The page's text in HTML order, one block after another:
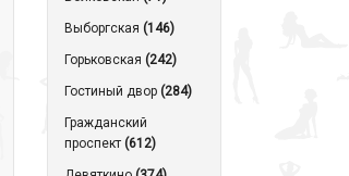
Выборгская (146)
Горьковская (242)
Гостиный двор (284)
Гражданский
проспект (612)